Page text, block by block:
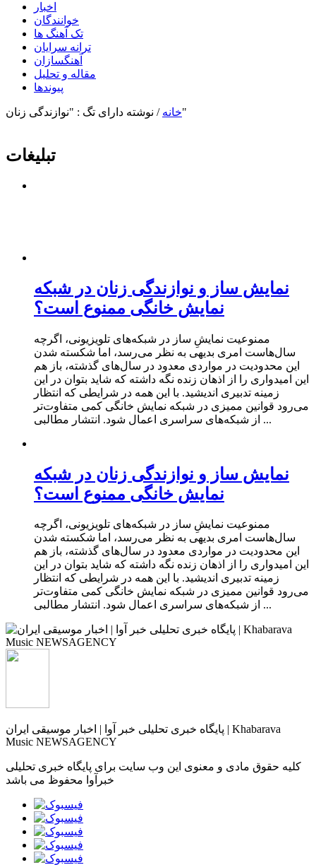
اخبار
خوانندگان
تک آهنگ ها
ترانه سرایان
آهنگسازان
مقاله و تحلیل
پیوندها
خانه / نوشته دارای تگ : "نوازندگی زنان"
تبلیغات
نمایش ساز و نوازندگی زنان در شبکه
نمایش خانگی ممنوع است؟
ممنوعیت نمایشِ ساز در شبکه‌های تلویزیونی، اگرچه
سال‌هاست امری بدیهی به نظر می‌رسد، اما شکسته شدن
این محدودیت در مواردی معدود در سال‌های گذشته، باز هم
این امیدواری را از اذهان زنده نگه داشته که شاید بتوان در این
زمینه تدبیری اندیشید. با این همه در شرایطی که انتظار
می‌رود قوانین ممیزی در شبکه‌ نمایش خانگی کمی متفاوت‌تر
از شبکه‌های سراسری اعمال شود. انتشار مطالبی ...
نمایش ساز و نوازندگی زنان در شبکه
نمایش خانگی ممنوع است؟
ممنوعیت نمایشِ ساز در شبکه‌های تلویزیونی، اگرچه
سال‌هاست امری بدیهی به نظر می‌رسد، اما شکسته شدن
این محدودیت در مواردی معدود در سال‌های گذشته، باز هم
این امیدواری را از اذهان زنده نگه داشته که شاید بتوان در این
زمینه تدبیری اندیشید. با این همه در شرایطی که انتظار
می‌رود قوانین ممیزی در شبکه‌ نمایش خانگی کمی متفاوت‌تر
از شبکه‌های سراسری اعمال شود. انتشار مطالبی ...
پایگاه خبری تحلیلی خبر آوا | اخبار موسیقی ایران | Khabarava
Music NEWSAGENCY
کلیه حقوق مادی و معنوی این وب سایت برای پایگاه خبری تحلیلی
خبرآوا محفوظ می باشد